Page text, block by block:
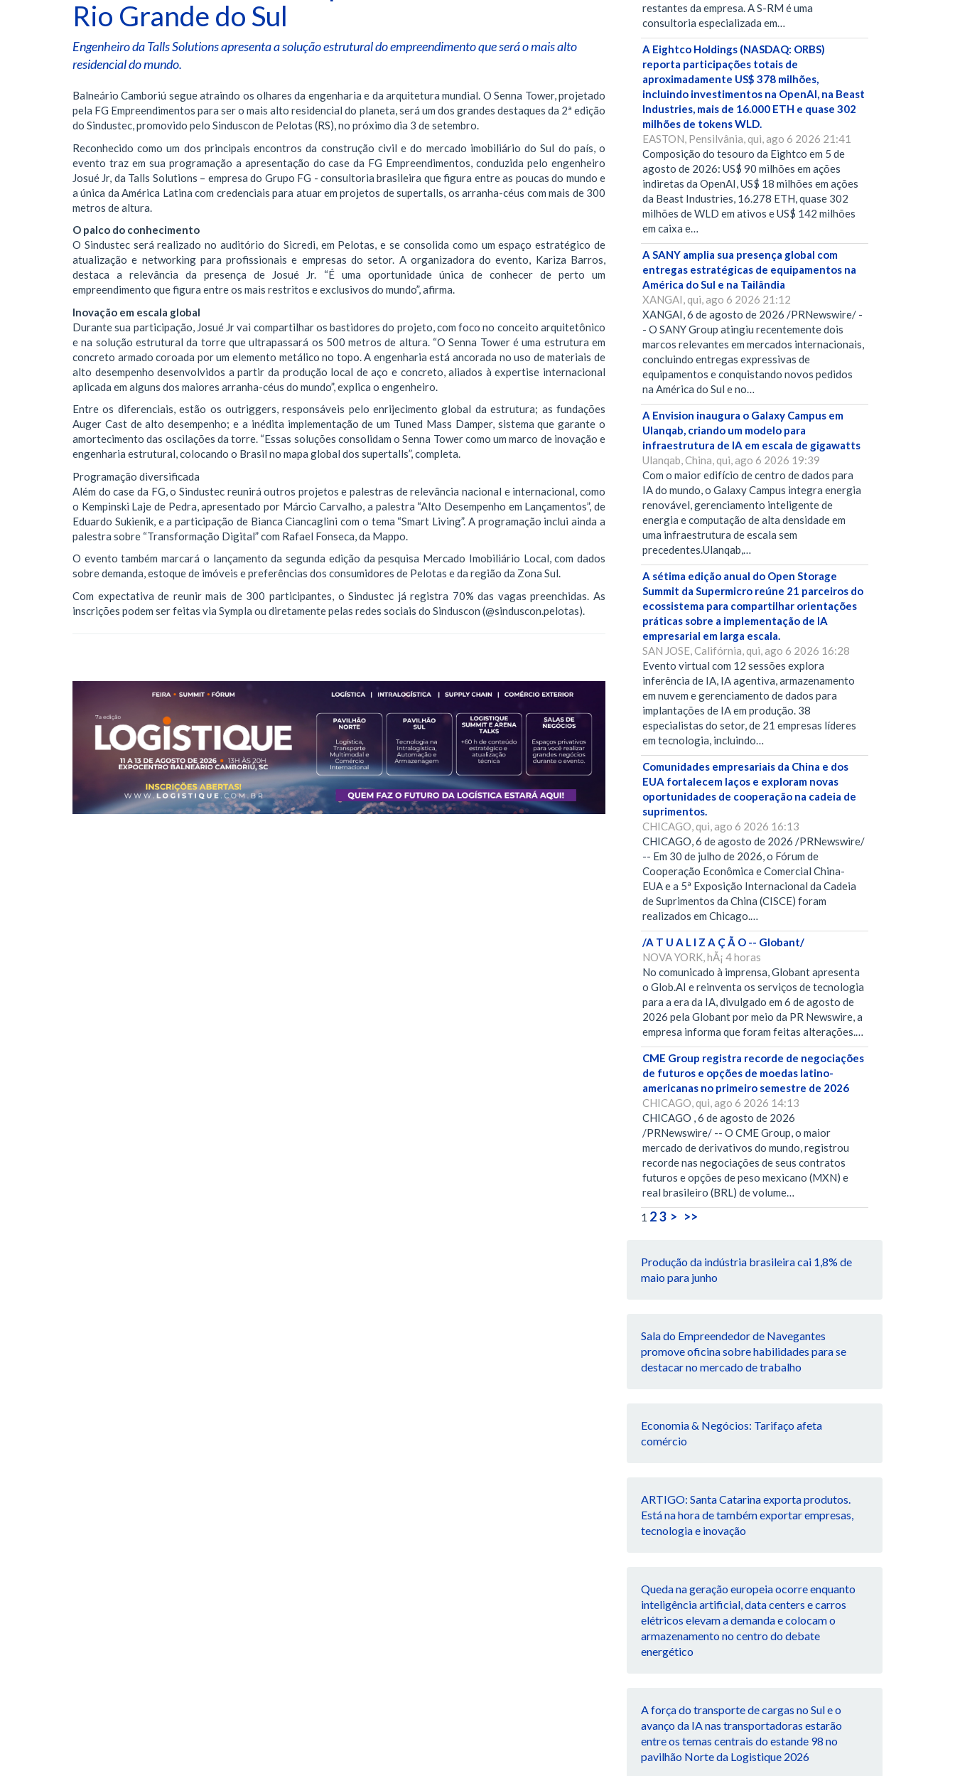
Rio Grande do Sul
Engenheiro da Talls Solutions apresenta a solução estrutural do empreendimento que será o mais alto
residencial do mundo.
Balneário Camboriú segue atraindo os olhares da engenharia e da arquitetura mundial. O Senna Tower, projetado
pela FG Empreendimentos para ser o mais alto residencial do planeta, será um dos grandes destaques da 2ª edição
do Sindustec, promovido pelo Sinduscon de Pelotas (RS), no próximo dia 3 de setembro.
Reconhecido como um dos principais encontros da construção civil e do mercado imobiliário do Sul do país, o
evento traz em sua programação a apresentação do case da FG Empreendimentos, conduzida pelo engenheiro
Josué Jr, da Talls Solutions – empresa do Grupo FG - consultoria brasileira que figura entre as poucas do mundo e
a única da América Latina com credenciais para atuar em projetos de supertalls, os arranha-céus com mais de 300
metros de altura.
O palco do conhecimento
O Sindustec será realizado no auditório do Sicredi, em Pelotas, e se consolida como um espaço estratégico de
atualização e networking para profissionais e empresas do setor. A organizadora do evento, Kariza Barros,
destaca a relevância da presença de Josué Jr. “É uma oportunidade única de conhecer de perto um
empreendimento que figura entre os mais restritos e exclusivos do mundo”, afirma.
Inovação em escala global
Durante sua participação, Josué Jr vai compartilhar os bastidores do projeto, com foco no conceito arquitetônico
e na solução estrutural da torre que ultrapassará os 500 metros de altura. “O Senna Tower é uma estrutura em
concreto armado coroada por um elemento metálico no topo. A engenharia está ancorada no uso de materiais de
alto desempenho desenvolvidos a partir da produção local de aço e concreto, aliados à expertise internacional
aplicada em alguns dos maiores arranha-céus do mundo”, explica o engenheiro.
Entre os diferenciais, estão os outriggers, responsáveis pelo enrijecimento global da estrutura; as fundações
Auger Cast de alto desempenho; e a inédita implementação de um Tuned Mass Damper, sistema que garante o
amortecimento das oscilações da torre. “Essas soluções consolidam o Senna Tower como um marco de inovação e
engenharia estrutural, colocando o Brasil no mapa global dos supertalls”, completa.
Programação diversificada
Além do case da FG, o Sindustec reunirá outros projetos e palestras de relevância nacional e internacional, como
o Kempinski Laje de Pedra, apresentado por Márcio Carvalho, a palestra “Alto Desempenho em Lançamentos”, de
Eduardo Sukienik, e a participação de Bianca Ciancaglini com o tema “Smart Living”. A programação inclui ainda a
palestra sobre “Transformação Digital” com Rafael Fonseca, da Mappo.
O evento também marcará o lançamento da segunda edição da pesquisa Mercado Imobiliário Local, com dados
sobre demanda, estoque de imóveis e preferências dos consumidores de Pelotas e da região da Zona Sul.
Com expectativa de reunir mais de 300 participantes, o Sindustec já registra 70% das vagas preenchidas. As
inscrições podem ser feitas via Sympla ou diretamente pelas redes sociais do Sinduscon (@sinduscon.pelotas).
restantes da empresa. A S-RM é uma
consultoria especializada em…
A Eightco Holdings (NASDAQ: ORBS)
reporta participações totais de
aproximadamente US$ 378 milhões,
incluindo investimentos na OpenAI, na Beast
Industries, mais de 16.000 ETH e quase 302
milhões de tokens WLD.
EASTON, Pensilvânia, qui, ago 6 2026 21:41
Composição do tesouro da Eightco em 5 de
agosto de 2026: US$ 90 milhões em ações
indiretas da OpenAI, US$ 18 milhões em ações
da Beast Industries, 16.278 ETH, quase 302
milhões de WLD em ativos e US$ 142 milhões
em caixa e…
A SANY amplia sua presença global com
entregas estratégicas de equipamentos na
América do Sul e na Tailândia
XANGAI, qui, ago 6 2026 21:12
XANGAI, 6 de agosto de 2026 /PRNewswire/ -
- O SANY Group atingiu recentemente dois
marcos relevantes em mercados internacionais,
concluindo entregas expressivas de
equipamentos e conquistando novos pedidos
na América do Sul e no…
A Envision inaugura o Galaxy Campus em
Ulanqab, criando um modelo para
infraestrutura de IA em escala de gigawatts
Ulanqab, China, qui, ago 6 2026 19:39
Com o maior edifício de centro de dados para
IA do mundo, o Galaxy Campus integra energia
renovável, gerenciamento inteligente de
energia e computação de alta densidade em
uma infraestrutura de escala sem
precedentes.Ulanqab,…
A sétima edição anual do Open Storage
Summit da Supermicro reúne 21 parceiros do
ecossistema para compartilhar orientações
práticas sobre a implementação de IA
empresarial em larga escala.
SAN JOSE, Califórnia, qui, ago 6 2026 16:28
Evento virtual com 12 sessões explora
inferência de IA, IA agentiva, armazenamento
em nuvem e gerenciamento de dados para
implantações de IA em produção. 38
especialistas do setor, de 21 empresas líderes
em tecnologia, incluindo…
Comunidades empresariais da China e dos
EUA fortalecem laços e exploram novas
oportunidades de cooperação na cadeia de
suprimentos.
CHICAGO, qui, ago 6 2026 16:13
CHICAGO, 6 de agosto de 2026 /PRNewswire/
-- Em 30 de julho de 2026, o Fórum de
Cooperação Econômica e Comercial China-
EUA e a 5ª Exposição Internacional da Cadeia
de Suprimentos da China (CISCE) foram
realizados em Chicago.…
/A T U A L I Z A Ç Ã O -- Globant/
NOVA YORK, hÃ¡ 4 horas
No comunicado à imprensa, Globant apresenta
o Glob.AI e reinventa os serviços de tecnologia
para a era da IA, divulgado em 6 de agosto de
2026 pela Globant por meio da PR Newswire, a
empresa informa que foram feitas alterações.…
CME Group registra recorde de negociações
de futuros e opções de moedas latino-
americanas no primeiro semestre de 2026
CHICAGO, qui, ago 6 2026 14:13
CHICAGO , 6 de agosto de 2026
/PRNewswire/ -- O CME Group, o maior
mercado de derivativos do mundo, registrou
recorde nas negociações de seus contratos
futuros e opções de peso mexicano (MXN) e
real brasileiro (BRL) de volume…
1 23 > >>
Produção da indústria brasileira cai 1,8% de
maio para junho
Sala do Empreendedor de Navegantes
promove oficina sobre habilidades para se
destacar no mercado de trabalho
Economia & Negócios: Tarifaço afeta
comércio
ARTIGO: Santa Catarina exporta produtos.
Está na hora de também exportar empresas,
tecnologia e inovação
Queda na geração europeia ocorre enquanto
inteligência artificial, data centers e carros
elétricos elevam a demanda e colocam o
armazenamento no centro do debate
energético
A força do transporte de cargas no Sul e o
avanço da IA nas transportadoras estarão
entre os temas centrais do estande 98 no
pavilhão Norte da Logistique 2026